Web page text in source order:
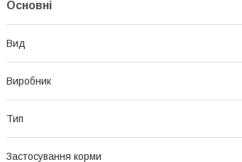
Основні
Вид
Виробник
Тип
Застосування корми